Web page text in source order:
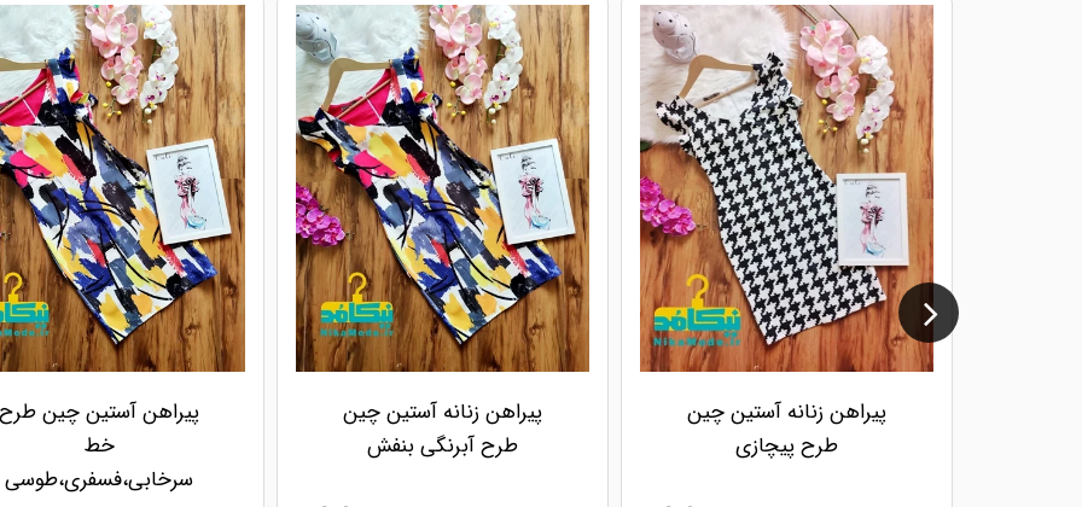
پیراهن زنانه آستین چین
طرح پیچازی
پیراهن زنانه آستین چین
طرح آبرنگی بنفش
پیراهن آستین چین طرح
خط
سرخابی،فسفری،طوسی